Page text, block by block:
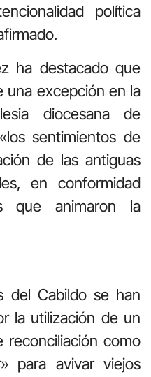
política
ha destacado que
una excepción en la
diocesana de
sentimientos de
de las antiguas
en conformidad
que animaron la
del Cabildo se han
la utilización de un
reconciliación como
para avivar viejos